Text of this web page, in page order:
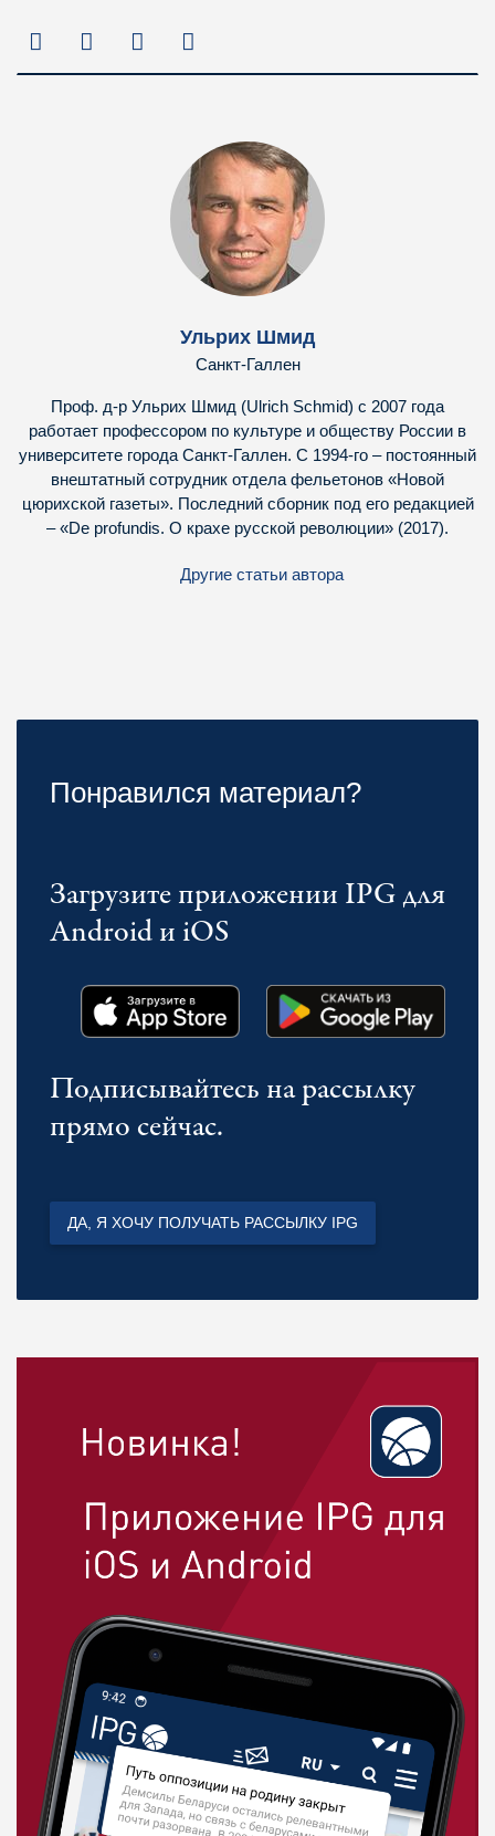
Ульрих Шмид
Санкт-Галлен
Проф. д-р Ульрих Шмид (Ulrich Schmid) с 2007 года
работает профессором по культуре и обществу России в
университете города Санкт-Галлен. С 1994-го – постоянный
внештатный сотрудник отдела фельетонов «Новой
цюрихской газеты». Последний сборник под его редакцией
– «De profundis. О крахе русской революции» (2017).
Другие статьи автора
Понравился материал?
Загрузите приложении IPG для
Android и iOS
Подписывайтесь на рассылку
прямо сейчас.
ДА, Я ХОЧУ ПОЛУЧАТЬ РАССЫЛКУ IPG